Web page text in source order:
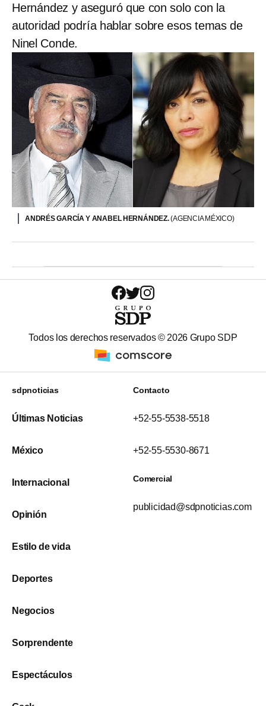
Hernández y aseguró que con solo con la
autoridad podría hablar sobre esos temas de
Ninel Conde.
ANDRÉS GARCÍA Y ANABEL HERNÁNDEZ.(AGENCIA MÉXICO)
Todos los derechos reservados ©2026 Grupo SDP
sdpnoticias
Últimas Noticias
México
Internacional
Opinión
Estilo de vida
Deportes
Negocios
Sorprendente
Espectáculos
Contacto
+52-55-5538-5518
+52-55-5530-8671
Comercial
publicidad@sdpnoticias.com